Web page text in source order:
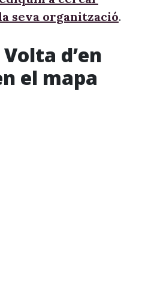
seva organització.
d’en
el mapa